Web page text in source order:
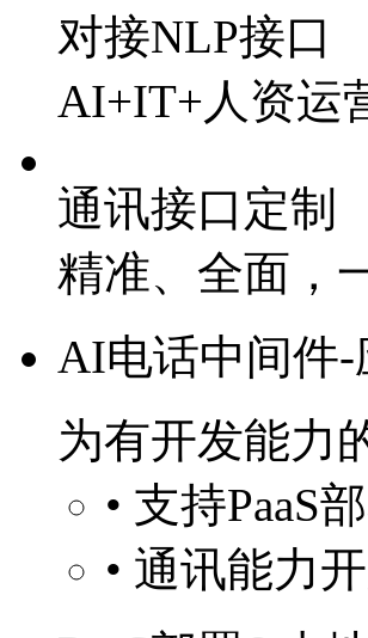
对接NLP接口
AI+IT+人资运
通讯接口定制
精准、全面，
AI电话中间件-
为有开发能力
• 支持PaaS
• 通讯能力